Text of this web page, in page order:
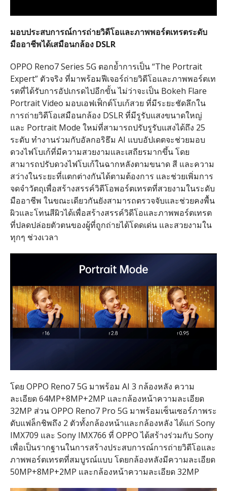
มอบประสบการณ์การถ่ายวิดีโอและภาพพอร์ตเทรตระดับ
มืออาชีพได้เสมือนกล้อง DSLR
OPPO Reno7 Series 5G ตอกย้ำการเป็น “The Portrait
Expert” ตัวจริง ที่มาพร้อมฟีเจอร์ถ่ายวิดีโอและภาพพอร์ตเท
รตที่ได้รับการอัปเกรดไปอีกขั้น ไม่ว่าจะเป็น Bokeh Flare
Portrait Video มอบเอฟเฟ็กต์โบเก้สวย ที่มีระยะชัดลึกใน
การถ่ายวิดีโอเสมือนกล้อง DSLR ที่มีรูรับแสงขนาดใหญ่
และ Portrait Mode ใหม่ที่สามารถปรับรูรับแสงได้ถึง 25
ระดับ ทำงานร่วมกับอัลกอริธึม AI แบบอัปเดตจะช่วยมอบ
ดวงไฟโบเก้ที่มีความสวยงามและเสถียรมากขึ้น โดย
สามารถปรับดวงไฟโบเก้ในฉากหลังตามขนาด สี และความ
สว่างในระยะที่แตกต่างกันได้ตามต้องการ และช่วยเพิ่มการ
จดจำวัตถุเพื่อสร้างสรรค์วิดีโอพอร์ตเทรตที่สวยงามในระดับ
มืออาชีพ ในขณะเดียวกันยังสามารถตรวจจับและช่วยคงพื้น
ผิวและโทนสีผิวได้เพื่อสร้างสรรค์วิดีโอและภาพพอร์ตเทรต
ที่ปลดปล่อยตัวตนของผู้ที่ถูกถ่ายได้โดดเด่น และสวยงามใน
ทุกๆ ช่วงเวลา
โดย OPPO Reno7 5G มาพร้อม AI 3 กล้องหลัง ความ
ละเอียด 64MP+8MP+2MP และกล้องหน้าความละเอียด
32MP ส่วน OPPO Reno7 Pro 5G มาพร้อมเซ็นเซอร์ภาพระ
ดับแฟล็กชิพถึง 2 ตัวทั้งกล้องหน้าและกล้องหลัง ได้แก่ Sony
IMX709 และ Sony IMX766 ที่ OPPO ได้สร้างร่วมกับ Sony
เพื่อเป็นรากฐานในการสร้างประสบการณ์การถ่ายวิดีโอและ
ภาพพอร์ตเทรตที่สมบูรณ์แบบ โดยกล้องหลังมีความละเอียด
50MP+8MP+2MP และกล้องหน้าความละเอียด 32MP